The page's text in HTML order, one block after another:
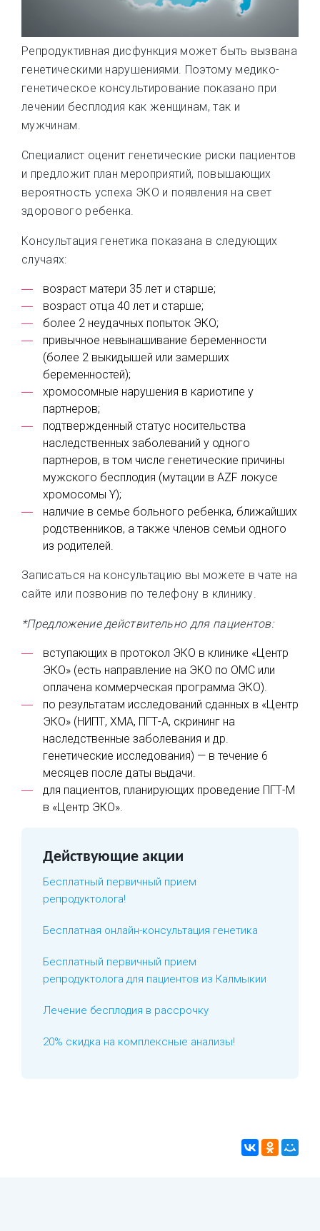
Репродуктивная дисфункция может быть вызвана
генетическими нарушениями. Поэтому медико-
генетическое консультирование показано при
лечении бесплодия как женщинам, так и
мужчинам.
Специалист оценит генетические риски пациентов
и предложит план мероприятий, повышающих
вероятность успеха ЭКО и появления на свет
здорового ребенка.
Консультация генетика показана в следующих
случаях:
возраст матери 35 лет и старше;
возраст отца 40 лет и старше;
более 2 неудачных попыток ЭКО;
привычное невынашивание беременности
(более 2 выкидышей или замерших
беременностей);
хромосомные нарушения в кариотипе у
партнеров;
подтвержденный статус носительства
наследственных заболеваний у одного
партнеров, в том числе генетические причины
мужского бесплодия (мутации в AZF локусе
хромосомы Y);
наличие в семье больного ребенка, ближайших
родственников, а также членов семьи одного
из родителей.
Записаться на консультацию вы можете в чате на
сайте или позвонив по телефону в клинику.
*Предложение действительно для пациентов:
вступающих в протокол ЭКО в клинике «Центр
ЭКО» (есть направление на ЭКО по ОМС или
оплачена коммерческая программа ЭКО).
по результатам исследований сданных в «Центр
ЭКО» (НИПТ, ХМА, ПГТ-А, скрининг на
наследственные заболевания и др.
генетические исследования) — в течение 6
месяцев после даты выдачи.
для пациентов, планирующих проведение ПГТ-М
в «Центр ЭКО».
Действующие акции
Бесплатный первичный прием
репродуктолога!
Бесплатная онлайн-консультация генетика
Бесплатный первичный прием
репродуктолога для пациентов из Калмыкии
Лечение бесплодия в рассрочку
20% скидка на комплексные анализы!